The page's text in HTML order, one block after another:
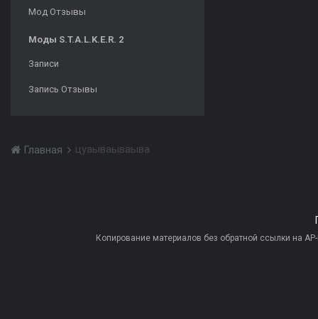
Мод Отзывы
Моды S.T.A.L.K.E.R. 2
Записи
Запись Отзывы
Главная цуаываываыва
Копирование материалов без обратной ссылки на